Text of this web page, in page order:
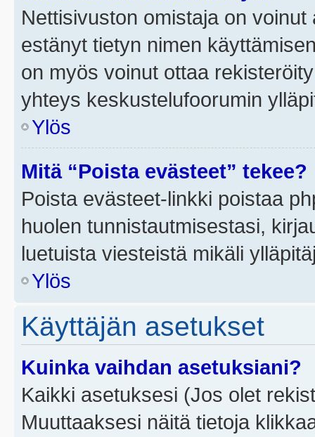
Nettisivuston omistaja on
estänyt tietyn nimen
on myös voinut ottaa
yhteys keskustelufoorumin
Ylös
Mitä “Poista evästeet” tekee?
Poista evästeet-linkki poistaa
huolen tunnistautmisestasi,
luetuista viesteistä mikäli
Ylös
Käyttäjän asetukset
Kuinka vaihdan asetuksiani?
Kaikki asetuksesi (Jos olet
Muuttaaksesi näitä tietoja